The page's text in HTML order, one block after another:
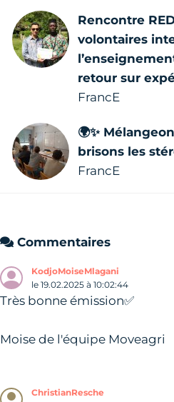
Rencontre
volontaires
retour sur
FrancE
🌍✨
brisons les
FrancE
Commentaires
KodjoMoiseMlagani
le 19.02.2025 à 10:02:44
Très bonne émission✅
Moise de l'équipe Moveagri
ChristianResche